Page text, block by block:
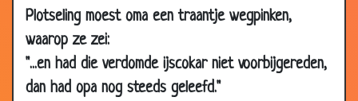
Plotseling moest oma een traantje wegpinken,
waarop ze zei:
"...en had die verdomde ijscokar niet voorbijgereden,
dan had opa nog steeds geleefd."
15 Oct 2007
De rollen verdelen
11 Oct 2007
Uitlachen
11 Oct 2007
Toch niet zo dom?
3.27
02 Jul 2007
Wachtwoord